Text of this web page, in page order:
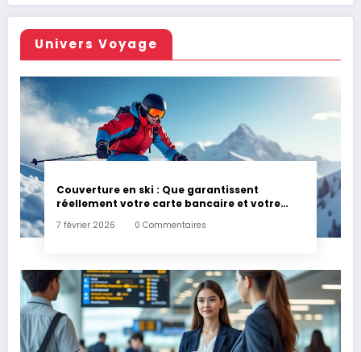
Univers Voyage
Couverture en ski : Que garantissent
réellement votre carte bancaire et votre
7 février 2026 0 Commentaires